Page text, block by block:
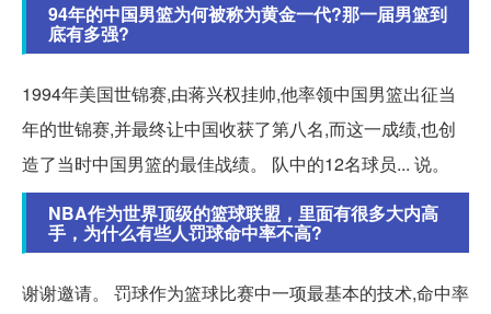
94年的中国男篮为何被称为黄金一代?那一届男篮到
底有多强?
1994年美国世锦赛,由蒋兴权挂帅,他率领中国男篮出征当
年的世锦赛,并最终让中国收获了第八名,而这一成绩,也创
造了当时中国男篮的最佳战绩。 队中的12名球员... 说。
NBA作为世界顶级的篮球联盟，里面有很多大内高
手，为什么有些人罚球命中率不高?
谢谢邀请。 罚球作为篮球比赛中一项最基本的技术,命中率